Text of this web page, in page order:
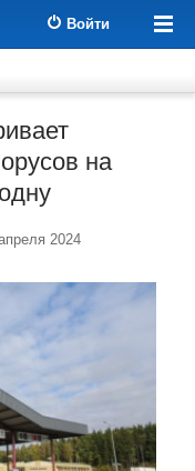
Войти
на
2024